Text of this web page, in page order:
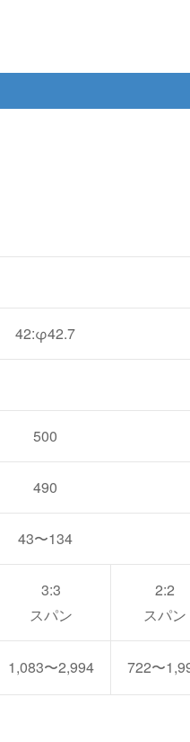
42:φ42.7
500
490
43〜134
3:3
スパン
2:2
スパン
1,083〜2,994 722〜